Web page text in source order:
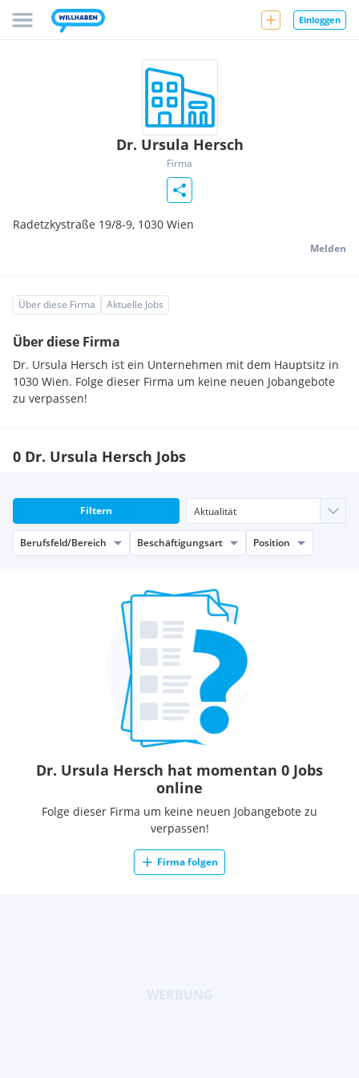
Einloggen
Dr. Ursula Hersch
Firma
Radetzkystraße 19/8-9, 1030 Wien
Melden
Über diese Firma Aktuelle Jobs
Über diese Firma
Dr. Ursula Hersch ist ein Unternehmen mit dem Hauptsitz in
1030 Wien. Folge dieser Firma um keine neuen Jobangebote
zu verpassen!
0 Dr. Ursula Hersch Jobs
Filtern
Berufsfeld/Bereich Beschäftigungsart Position
Dr. Ursula Hersch hat momentan 0 Jobs
online
Folge dieser Firma um keine neuen Jobangebote zu
verpassen!
Firma folgen